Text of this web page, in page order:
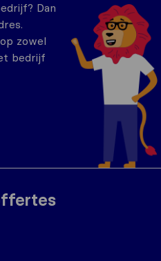
Dan
zowel
bedrijf